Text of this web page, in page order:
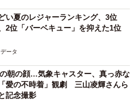
、「服装」（53.4％）、「服装
」（30.7％）が上位となり、そ
チベーション向上に繋がった」
会社のイメージがついた」
しさがなくなった」（28.4％）
した。
い夏のレジャーランキング、3位
2位「バーベキュー」を抑えた1位
ータ
朝の顔…気象キャスター、真っ赤な
愛の不時着」観劇 三山凌輝さんら
記念撮影